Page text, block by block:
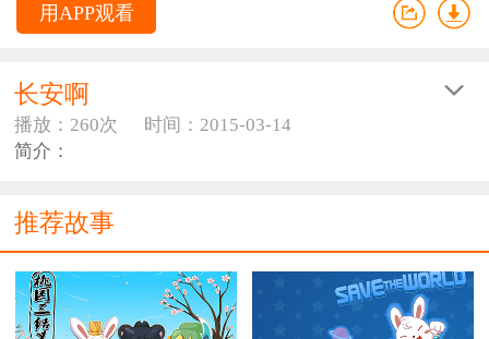
用APP观看
长安啊
播放：260次
时间：2015-03-14
简介：
推荐故事